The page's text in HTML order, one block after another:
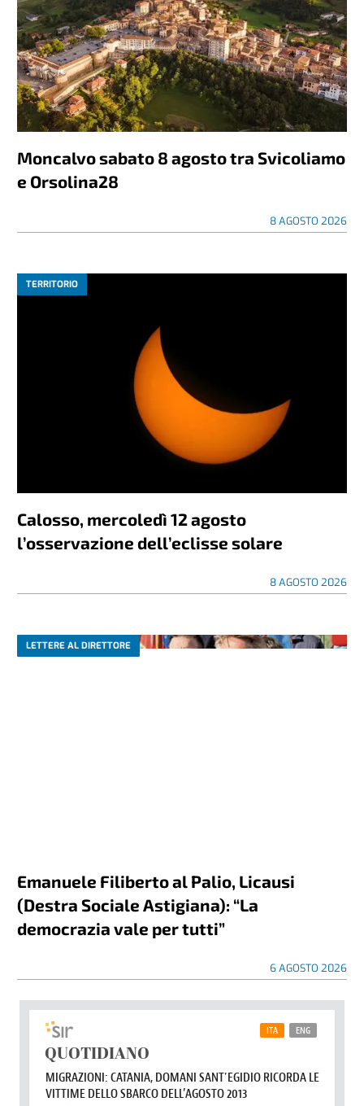
Moncalvo sabato 8 agosto tra Svicoliamo
e Orsolina28
8 AGOSTO 2026
TERRITORIO
Calosso, mercoledì 12 agosto
l’osservazione dell’eclisse solare
8 AGOSTO 2026
LETTERE AL DIRETTORE
Emanuele Filiberto al Palio, Licausi
(Destra Sociale Astigiana): “La
democrazia vale per tutti”
6 AGOSTO 2026